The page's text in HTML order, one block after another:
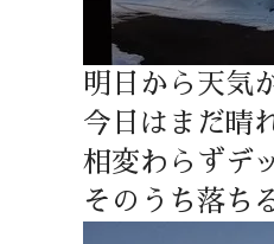
明日から天気
今日はまだ晴
相変わらずデ
そのうち落ち